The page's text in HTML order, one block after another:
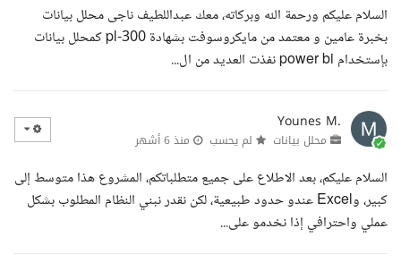
السلام عليكم ورحمة الله وبركاته، معك عبداللطيف ناجى محلل بيانات
بخبرة عامين و معتمد من مايكروسوفت بشهادة pl-300 كمحلل بيانات
بإستخدام power bi نفذت العديد من ال...
Younes M.
محلل بيانات لم يحسب منذ 6 أشهر
السلام عليكم، بعد الاطلاع على جميع متطلباتكم، المشروع هذا متوسط إلى
كبير، وExcel عندو حدود طبيعية، لكن نقدر نبني النظام المطلوب بشكل
عملي واحترافي إذا نخدمو على...